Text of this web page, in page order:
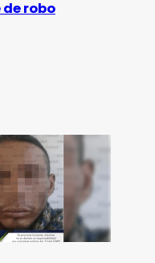
robo